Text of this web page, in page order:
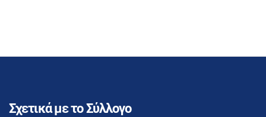
Σχετικά με το Σύλλογο